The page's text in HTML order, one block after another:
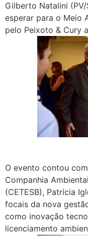
Gilberto Natalini
esperar para o Meio
pelo Peixoto & Cury
O evento contou
Companhia
(CETESB), Patrícia
focais da nova
como inovação
licenciamento